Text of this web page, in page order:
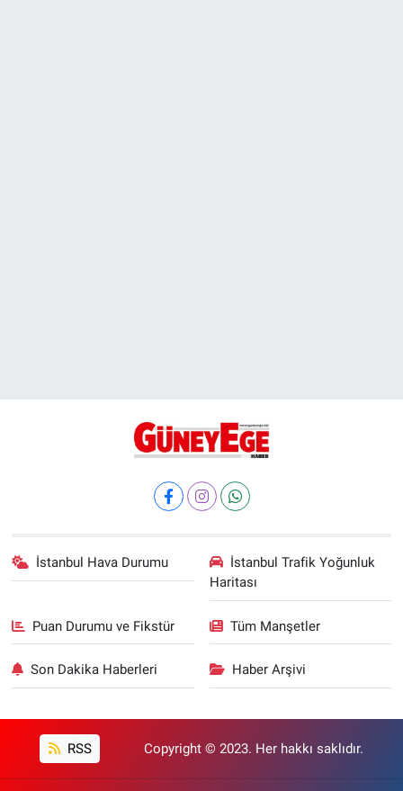
İstanbul Hava Durumu
İstanbul Trafik Yoğunluk
Haritası
Puan Durumu ve Fikstür Tüm Manşetler
Son Dakika Haberleri Haber Arşivi
RSS Copyright © 2023. Her hakkı saklıdır.